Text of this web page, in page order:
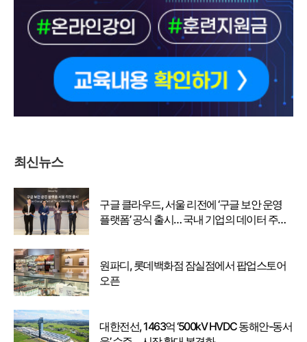
최신뉴스
구글 클라우드, 서울 리전에 ‘구글 보안 운영
플랫폼’ 공식 출시… 국내 기업의 데이터 주권
원파디, 롯데백화점 잠실점에서 팝업스토어
오픈
대한전선, 1463억 ‘500kV HVDC 동해안-동서